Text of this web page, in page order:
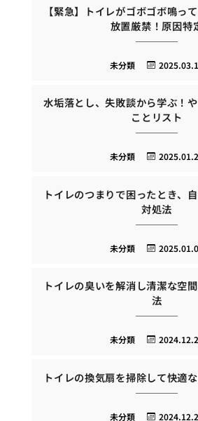
【緊急】トイレがゴボゴボ鳴っ
放置厳禁！原因特
未分類
水垢落とし、失敗談から学ぶ！
ことリスト
未分類
トイレのつまりで困ったとき、
対処法
未分類
トイレの臭いを解消し清潔な空
法
未分類
トイレの換気扇を掃除して快適
未分類